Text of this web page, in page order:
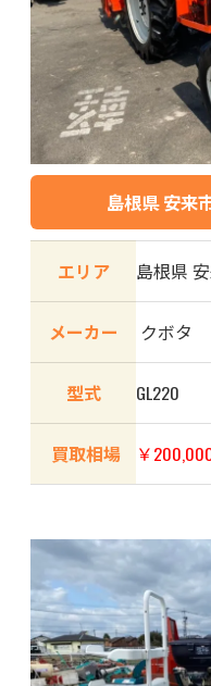
島根県 安来
エリア 島根県
メーカー クボタ
型式 GL220
買取相場 ￥